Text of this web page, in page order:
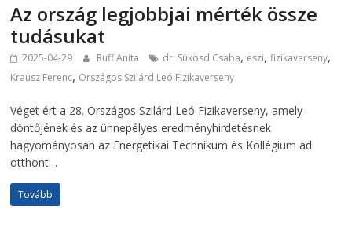
Az ország legjobbjai mérték össze
tudásukat
2025-04-29 Ruff Anita dr. Sükösd Csaba, eszi,fizikaverseny,
Krausz Ferenc, Országos Szilárd Leó Fizikaverseny
Véget ért a 28. Országos Szilárd Leó Fizikaverseny, amely
döntőjének és az ünnepélyes eredményhirdetésnek
hagyományosan az Energetikai Technikum és Kollégium ad
otthont…
Tovább